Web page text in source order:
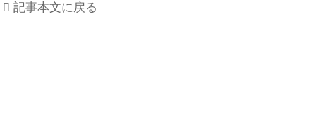
記事本文に戻る